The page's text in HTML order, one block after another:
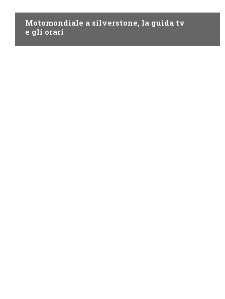
Motomondiale a silverstone, la guida tv
e gli orari